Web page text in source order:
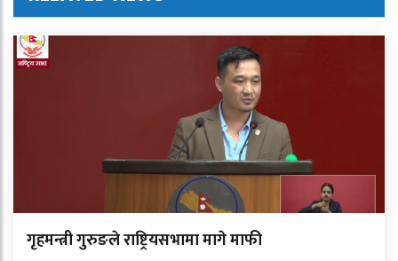
गृहमन्त्री गुरुङले राष्ट्रियसभामा मागे माफी